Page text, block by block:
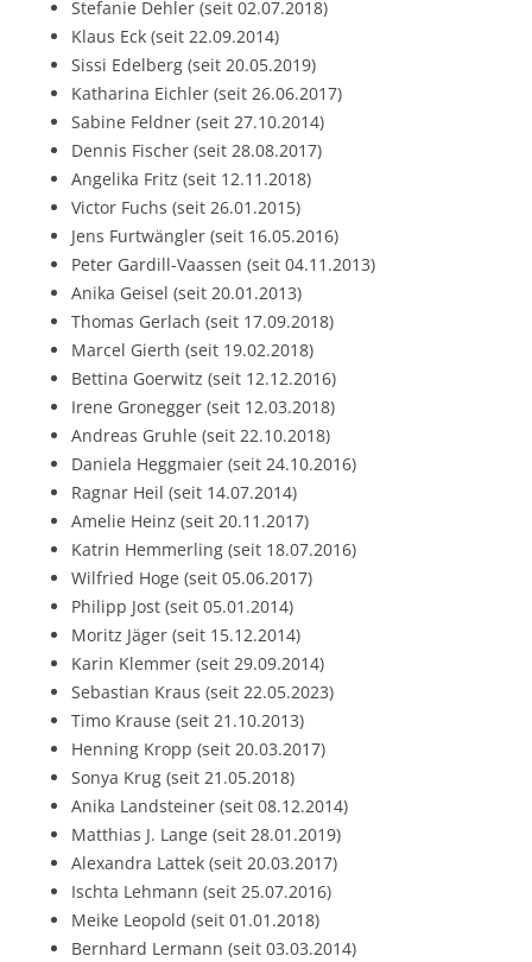
Stefanie Dehler (seit 02.07.2018)
Klaus Eck (seit 22.09.2014)
Sissi Edelberg (seit 20.05.2019)
Katharina Eichler (seit 26.06.2017)
Sabine Feldner (seit 27.10.2014)
Dennis Fischer (seit 28.08.2017)
Angelika Fritz (seit 12.11.2018)
Victor Fuchs (seit 26.01.2015)
Jens Furtwängler (seit 16.05.2016)
Peter Gardill-Vaassen (seit 04.11.2013)
Anika Geisel (seit 20.01.2013)
Thomas Gerlach (seit 17.09.2018)
Marcel Gierth (seit 19.02.2018)
Bettina Goerwitz (seit 12.12.2016)
Irene Gronegger (seit 12.03.2018)
Andreas Gruhle (seit 22.10.2018)
Daniela Heggmaier (seit 24.10.2016)
Ragnar Heil (seit 14.07.2014)
Amelie Heinz (seit 20.11.2017)
Katrin Hemmerling (seit 18.07.2016)
Wilfried Hoge (seit 05.06.2017)
Philipp Jost (seit 05.01.2014)
Moritz Jäger (seit 15.12.2014)
Karin Klemmer (seit 29.09.2014)
Sebastian Kraus (seit 22.05.2023)
Timo Krause (seit 21.10.2013)
Henning Kropp (seit 20.03.2017)
Sonya Krug (seit 21.05.2018)
Anika Landsteiner (seit 08.12.2014)
Matthias J. Lange (seit 28.01.2019)
Alexandra Lattek (seit 20.03.2017)
Ischta Lehmann (seit 25.07.2016)
Meike Leopold (seit 01.01.2018)
Bernhard Lermann (seit 03.03.2014)